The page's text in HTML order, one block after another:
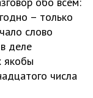
– только
слово
деле
якобы
числа